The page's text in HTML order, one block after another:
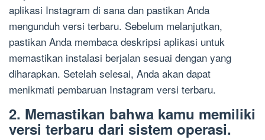
aplikasi Instagram di sana dan pastikan Anda
mengunduh versi terbaru. Sebelum melanjutkan,
pastikan Anda membaca deskripsi aplikasi untuk
memastikan instalasi berjalan sesuai dengan yang
diharapkan. Setelah selesai, Anda akan dapat
menikmati pembaruan Instagram versi terbaru.
2. Memastikan bahwa kamu memiliki
versi terbaru dari sistem operasi.